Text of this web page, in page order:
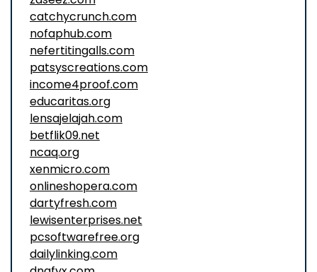
catchycrunch.com
nofaphub.com
nefertitingalls.com
patsyscreations.com
income4proof.com
educaritas.org
lensajelajah.com
betflik09.net
ncaq.org
xenmicro.com
onlineshopera.com
dartyfresh.com
lewisenterprises.net
pcsoftwarefree.org
dailylinking.com